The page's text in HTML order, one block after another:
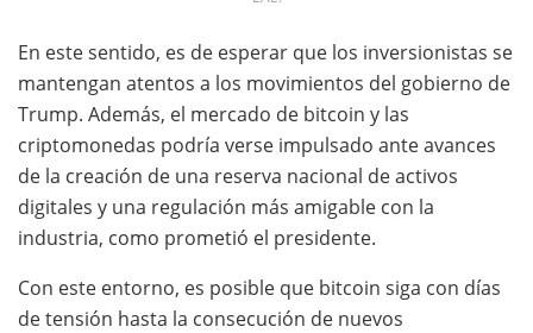
En este sentido, es de esperar que los inversionistas se
mantengan atentos a los movimientos del gobierno de
Trump. Además, el mercado de bitcoin y las
criptomonedas podría verse impulsado ante avances
de la creación de una reserva nacional de activos
digitales y una regulación más amigable con la
industria, como prometió el presidente.
Con este entorno, es posible que bitcoin siga con días
de tensión hasta la consecución de nuevos